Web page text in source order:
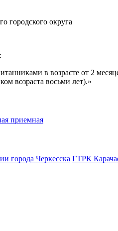
городского округа
:
в возрасте от 2
возраста восьми лет).»
приемная
города Черкесска ГТРК